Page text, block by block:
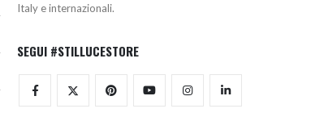
Italy e internazionali.
SEGUI #STILLUCESTORE